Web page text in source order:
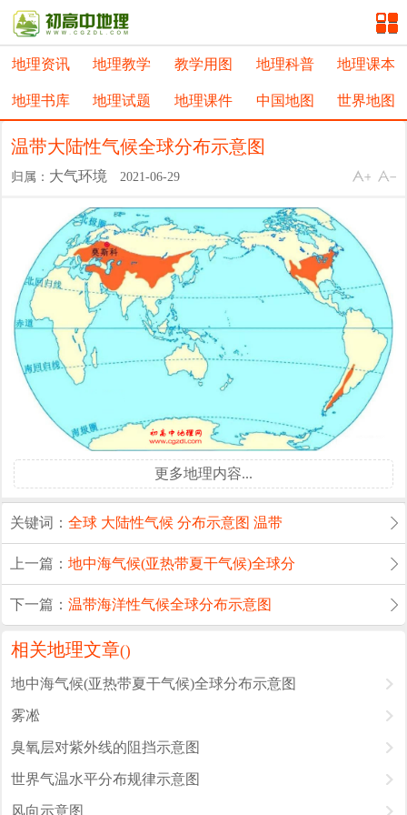
地理资讯 地理教学 教学用图 地理科普 地理课本
地理书库 地理试题 地理课件 中国地图 世界地图
温带大陆性气候全球分布示意图
归属： 大气环境 2021-06-29
更多地理内容...
关键词：全球 大陆性气候 分布示意图 温带
上一篇：地中海气候(亚热带夏干气候)全球分
下一篇：温带海洋性气候全球分布示意图
相关地理文章()
地中海气候(亚热带夏干气候)全球分布示意图
雾凇
臭氧层对紫外线的阻挡示意图
世界气温水平分布规律示意图
风向示意图